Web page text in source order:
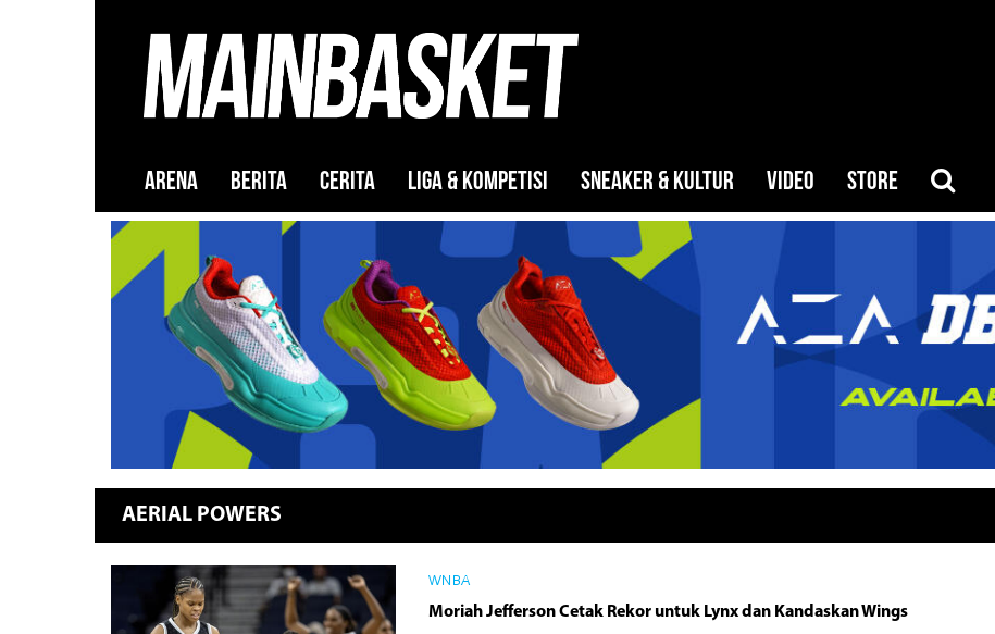
ARENA BERITA CERITA LIGA & KOMPETISI SNEAKER & KULTUR VIDEO STORE
AERIAL POWERS
WNBA
Moriah Jefferson Cetak Rekor untuk Lynx dan Kandaskan Wings